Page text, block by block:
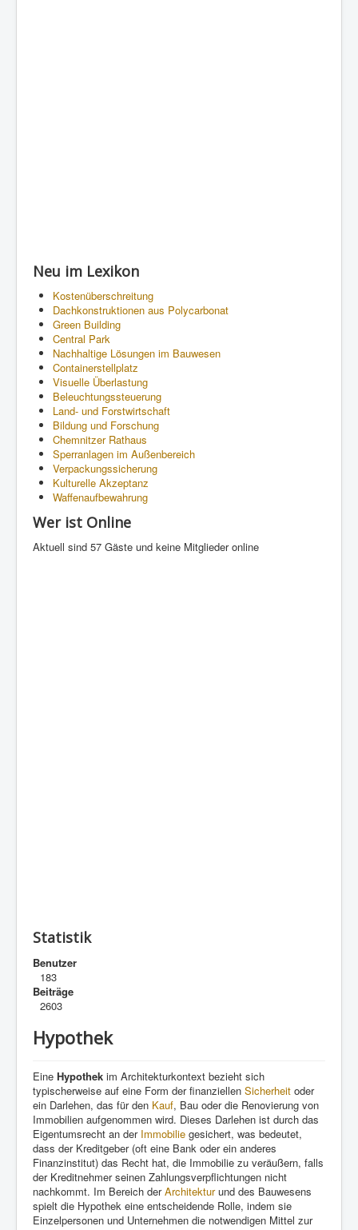
Neu im Lexikon
Kostenüberschreitung
Dachkonstruktionen aus Polycarbonat
Green Building
Central Park
Nachhaltige Lösungen im Bauwesen
Containerstellplatz
Visuelle Überlastung
Beleuchtungssteuerung
Land- und Forstwirtschaft
Bildung und Forschung
Chemnitzer Rathaus
Sperranlagen im Außenbereich
Verpackungssicherung
Kulturelle Akzeptanz
Waffenaufbewahrung
Wer ist Online
Aktuell sind 57 Gäste und keine Mitglieder online
Statistik
Benutzer
183
Beiträge
2603
Hypothek
Eine Hypothek im Architekturkontext bezieht sich
typischerweise auf eine Form der finanziellen Sicherheit oder
ein Darlehen, das für den Kauf, Bau oder die Renovierung von
Immobilien aufgenommen wird. Dieses Darlehen ist durch das
Eigentumsrecht an der Immobilie gesichert, was bedeutet,
dass der Kreditgeber (oft eine Bank oder ein anderes
Finanzinstitut) das Recht hat, die Immobilie zu veräußern, falls
der Kreditnehmer seinen Zahlungsverpflichtungen nicht
nachkommt. Im Bereich derArchitekturund des Bauwesens
spielt die Hypothek eine entscheidende Rolle, indem sie
Einzelpersonen und Unternehmen die notwendigen Mittel zur